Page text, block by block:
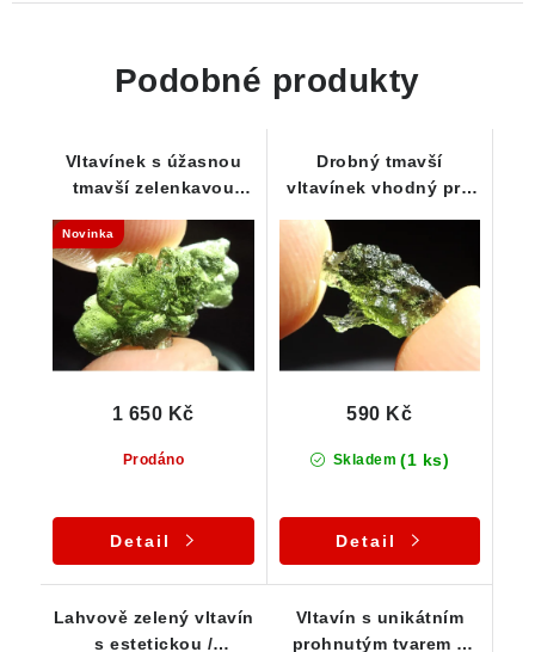
Podobné produkty
Vltavínek s úžasnou
tmavší zelenkavou
Novinka
Prodáno
1 650 Kč
Detail
Drobný tmavší
vltavínek vhodný pro
Skladem (1 ks)
590 Kč
Detail
Lahvově zelený vltavín
s estetickou /
Vltavín s unikátním
prohnutým tvarem a